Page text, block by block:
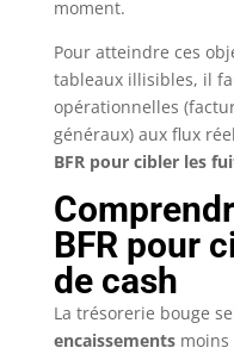
moment.
Pour atteindre ces
tableaux illisibles, il
opérationnelles
généraux) aux flux
BFR pour cibler les
BFR pour
de cash
La trésorerie bouge
encaissementsmoins